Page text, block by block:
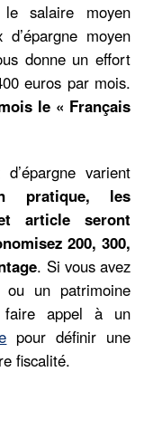
salaire moyen
moyen
donne un effort
euros par mois.
le « Français
varient
pratique, les
article seront
200, 300,
. Si vous avez
ou un patrimoine
appel à un
pour définir une
fiscalité.